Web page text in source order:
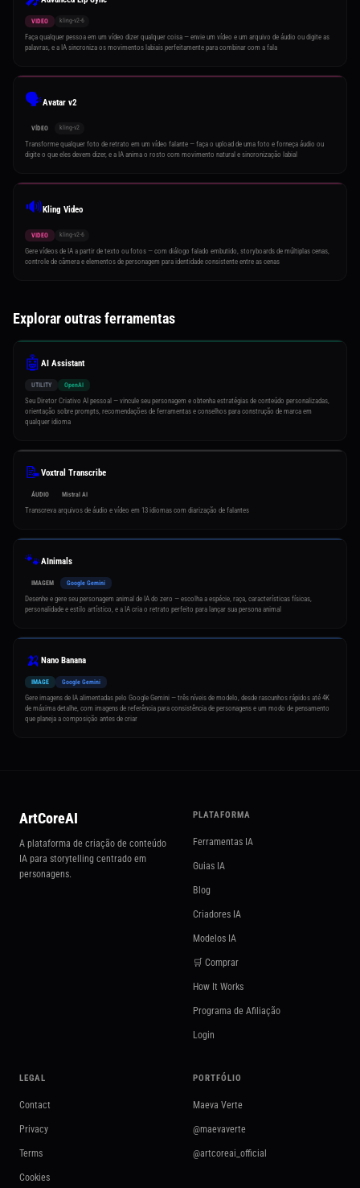
VIDEO kling-v2-6
Faça qualquer pessoa em um vídeo dizer qualquer coisa — envie um vídeo e um arquivo de áudio ou digite as
palavras, e a IA sincroniza os movimentos labiais perfeitamente para combinar com a fala
🗣️Avatar v2
VÍDEO kling-v2
Transforme qualquer foto de retrato em um vídeo falante — faça o upload de uma foto e forneça áudio ou
digite o que eles devem dizer, e a IA anima o rosto com movimento natural e sincronização labial
🔊Kling Video
VIDEO kling-v2-6
Gere vídeos de IA a partir de texto ou fotos — com diálogo falado embutido, storyboards de múltiplas cenas,
controle de câmera e elementos de personagem para identidade consistente entre as cenas
Explorar outras ferramentas
🤖 AI Assistant
UTILITY OpenAI
Seu Diretor Criativo AI pessoal — vincule seu personagem e obtenha estratégias de conteúdo personalizadas,
orientação sobre prompts, recomendações de ferramentas e conselhos para construção de marca em
qualquer idioma
📝Voxtral Transcribe
ÁUDIO Mistral AI
Transcreva arquivos de áudio e vídeo em 13 idiomas com diarização de falantes
🐾AInimals
IMAGEM Google Gemini
Desenhe e gere seu personagem animal de IA do zero — escolha a espécie, raça, características físicas,
personalidade e estilo artístico, e a IA cria o retrato perfeito para lançar sua persona animal
🍌 Nano Banana
IMAGE Google Gemini
Gere imagens de IA alimentadas pelo Google Gemini — três níveis de modelo, desde rascunhos rápidos até 4K
de máxima detalhe, com imagens de referência para consistência de personagens e um modo de pensamento
que planeja a composição antes de criar
ArtCoreAI
A plataforma de criação de conteúdo
IA para storytelling centrado em
personagens.
PLATAFORMA
Ferramentas IA
Guias IA
Blog
Criadores IA
Modelos IA
🛒 Comprar
How It Works
Programa de Afiliação
Login
LEGAL
Contact
Privacy
Terms
Cookies
PORTFÓLIO
Maeva Verte
@maevaverte
@artcoreai_official